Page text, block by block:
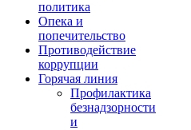
политика
Опека и
попечительство
Противодействие
коррупции
Горячая линия
Профилактика
безнадзорности
и